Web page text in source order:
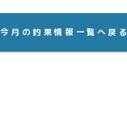
今月の釣果情報一覧へ戻る